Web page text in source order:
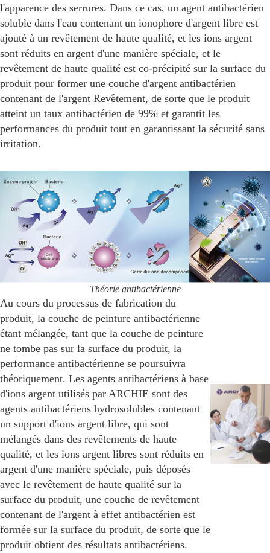
l'apparence des serrures. Dans ce cas, un agent antibactérien
soluble dans l'eau contenant un ionophore d'argent libre est
ajouté à un revêtement de haute qualité, et les ions argent
sont réduits en argent d'une manière spéciale, et le
revêtement de haute qualité est co-précipité sur la surface du
produit pour former une couche d'argent antibactérien
contenant de l'argent Revêtement, de sorte que le produit
atteint un taux antibactérien de 99% et garantit les
performances du produit tout en garantissant la sécurité sans
irritation.
Théorie antibactérienne
Au cours du processus de fabrication du
produit, la couche de peinture antibactérienne
étant mélangée, tant que la couche de peinture
ne tombe pas sur la surface du produit, la
performance antibactérienne se poursuivra
théoriquement. Les agents antibactériens à base
d'ions argent utilisés par ARCHIE sont des
agents antibactériens hydrosolubles contenant
un support d'ions argent libre, qui sont
mélangés dans des revêtements de haute
qualité, et les ions argent libres sont réduits en
argent d'une manière spéciale, puis déposés
avec le revêtement de haute qualité sur la
surface du produit, une couche de revêtement
contenant de l'argent à effet antibactérien est
formée sur la surface du produit, de sorte que le
produit obtient des résultats antibactériens.